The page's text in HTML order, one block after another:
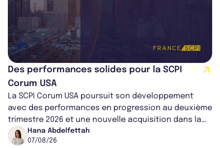
Des performances solides pour la SCPI
Corum USA
La SCPI Corum USA poursuit son développement
avec des performances en progression au deuxième
trimestre 2026 et une nouvelle acquisition dans la
région de Chicago. Entre hausse de...
Hana Abdelfettah
07/08/26